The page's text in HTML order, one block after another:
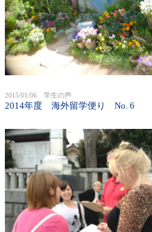
2015/01/06 学生の声
2014年度 海外留学便り No. 6